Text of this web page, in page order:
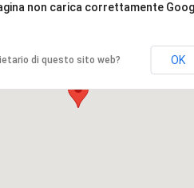
non carica correttamente
di questo sito web? OK